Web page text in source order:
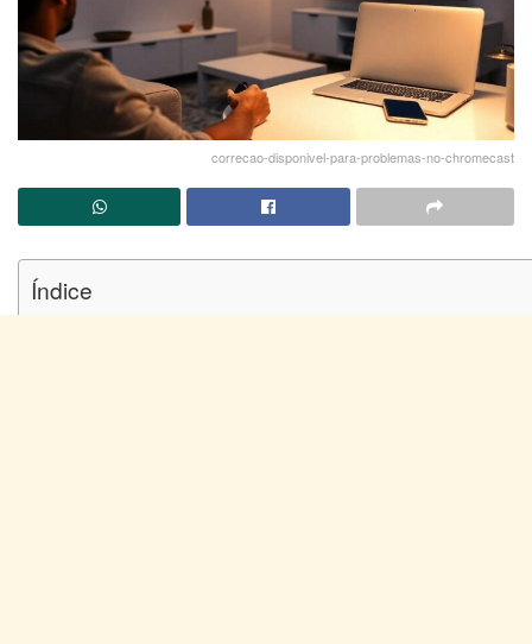
correcao-disponivel-para-problemas-no-chromecast
Índice